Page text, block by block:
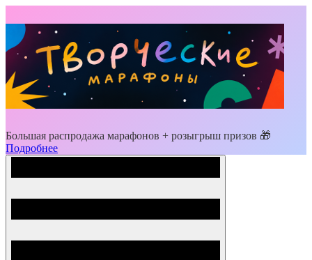
Большая распродажа марафонов + розыгрыш призов 🎁
Подробнее